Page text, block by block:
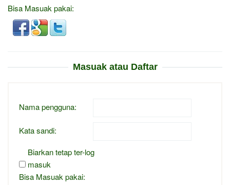
Bisa Masuak pakai:
Masuak atau Daftar
Nama pengguna:
Kata sandi:
Biarkan tetap ter-log
masuk
Bisa Masuak pakai: